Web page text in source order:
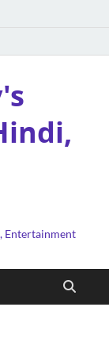
Entertainment